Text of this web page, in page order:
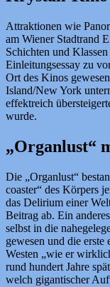
Attraktionen wie
am Wiener Stadtrand
Schichten und
Einleitungsessay zu
Ort des Kinos
Island/New York
effektreich
wurde.
„Organlust“
Die „Organlust“
coaster“ des Körpers
das Delirium einer
Beitrag ab. Ein
selbst in die
gewesen und die
Westen „wie er
rund hundert Jahre
welch gigantischer